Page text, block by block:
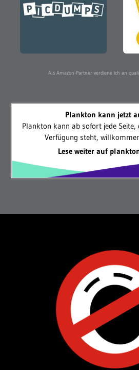
Als Amazon-Partner verdiene ich an
Plankton kann jetzt
Plankton kann ab sofort jede Seite,
Verfügung steht,
Lese weiter auf